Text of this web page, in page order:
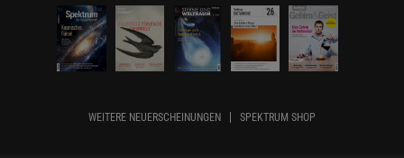
WEITERE NEUERSCHEINUNGEN SPEKTRUM SHOP